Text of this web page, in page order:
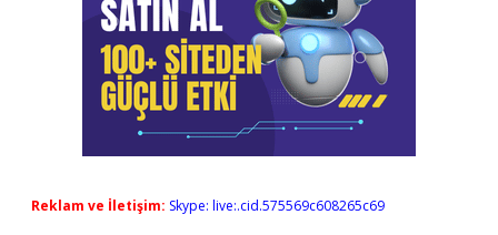
Reklam ve İletişim: Skype: live:.cid.575569c608265c69